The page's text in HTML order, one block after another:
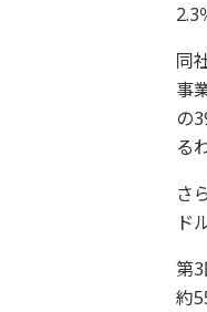
2.3
同
事
の
る
さ
ド
第
約